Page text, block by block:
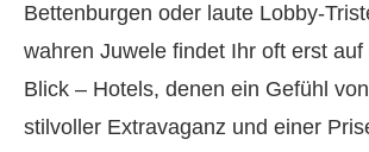
Bettenburgen oder laute Lobby-
wahren Juwele findet Ihr oft erst auf
Blick – Hotels, denen ein Gefühl
stilvoller Extravaganz und einer